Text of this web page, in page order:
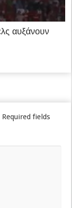
αυξάνουν
Required fields